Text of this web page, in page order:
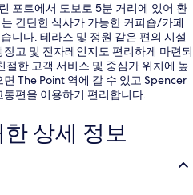
포트에서 도보로 5분 거리에 있어 환
간단한 식사가 가능한 커피숍/카페
니다. 테라스 및 정원 같은 편의 시설
고 및 전자레인지도 편리하게 마련되
한 고객 서비스 및 중심가 위치에 높
The Point 역에 갈 수 있고 Spencer
편을 이용하기 편리합니다.
상세 정보